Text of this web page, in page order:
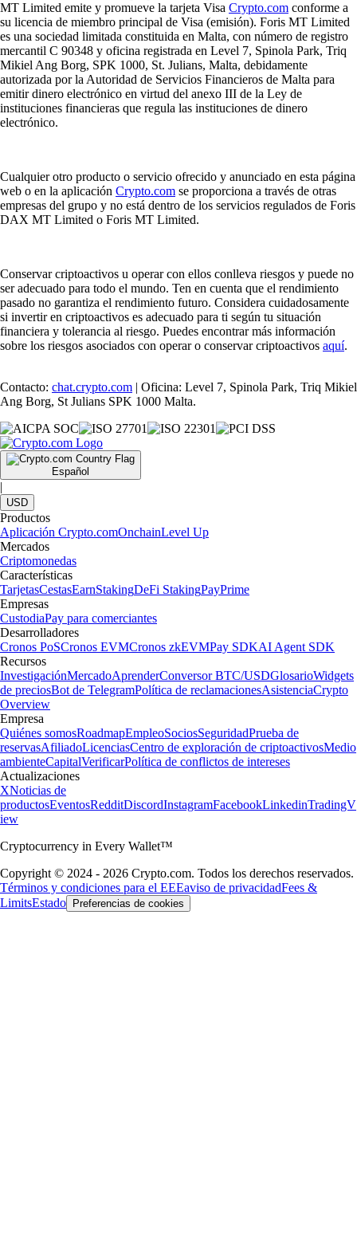
MT Limited emite y promueve la tarjeta Visa Crypto.com conforme a
su licencia de miembro principal de Visa (emisión). Foris MT Limited
es una sociedad limitada constituida en Malta, con número de registro
mercantil C 90348 y oficina registrada en Level 7, Spinola Park, Triq
Mikiel Ang Borg, SPK 1000, St. Julians, Malta, debidamente
autorizada por la Autoridad de Servicios Financieros de Malta para
emitir dinero electrónico en virtud del anexo III de la Ley de
instituciones financieras que regula las instituciones de dinero
electrónico.
Cualquier otro producto o servicio ofrecido y anunciado en esta página
web o en la aplicación Crypto.com se proporciona a través de otras
empresas del grupo y no está dentro de los servicios regulados de Foris
DAX MT Limited o Foris MT Limited.
Conservar criptoactivos u operar con ellos conlleva riesgos y puede no
ser adecuado para todo el mundo. Ten en cuenta que el rendimiento
pasado no garantiza el rendimiento futuro. Considera cuidadosamente
si invertir en criptoactivos es adecuado para ti según tu situación
financiera y tolerancia al riesgo. Puedes encontrar más información
sobre los riesgos asociados con operar o conservar criptoactivos aquí.
Contacto: chat.crypto.com | Oficina: Level 7, Spinola Park, Triq Mikiel
Ang Borg, St Julians SPK 1000 Malta.
Español
|
USD
Productos
Aplicación Crypto.comOnchainLevel Up
Mercados
Criptomonedas
Características
TarjetasCestasEarnStakingDeFi StakingPayPrime
Empresas
CustodiaPay para comerciantes
Desarrolladores
Cronos PoSCronos EVMCronos zkEVMPay SDKAI Agent SDK
Recursos
InvestigaciónMercadoAprenderConversor BTC/USDGlosarioWidgets
de preciosBot de TelegramPolítica de reclamacionesAsistenciaCrypto
Overview
Empresa
Quiénes somosRoadmapEmpleoSociosSeguridadPrueba de
reservasAfiliadoLicenciasCentro de exploración de criptoactivosMedio
ambienteCapitalVerificarPolítica de conflictos de intereses
Actualizaciones
XNoticias de
productosEventosRedditDiscordInstagramFacebookLinkedinTradingV
iew
Cryptocurrency in Every Wallet™
Copyright © 2024 - 2026 Crypto.com. Todos los derechos reservados.
Términos y condiciones para el EEEaviso de privacidadFees &
LimitsEstado Preferencias de cookies